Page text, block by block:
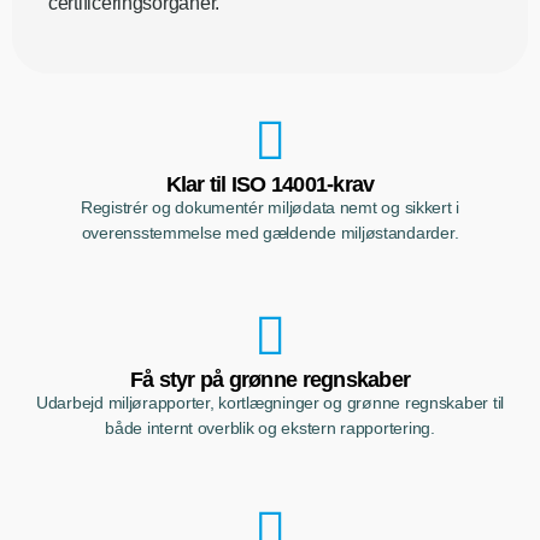
Klar til ISO 14001-krav
Registrér og dokumentér miljødata nemt og sikkert i
overensstemmelse med gældende miljøstandarder.
Få styr på grønne regnskaber
Udarbejd miljørapporter, kortlægninger og grønne regnskaber til
både internt overblik og ekstern rapportering.